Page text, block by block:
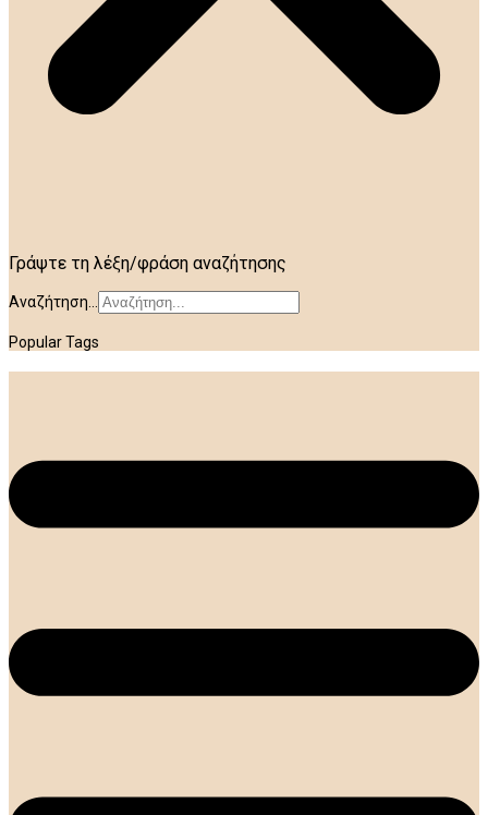
Γράψτε τη λέξη/φράση αναζήτησης
Αναζήτηση...
Popular Tags